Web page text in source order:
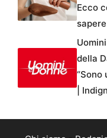
Ecco
sapere
della
“Sono
|